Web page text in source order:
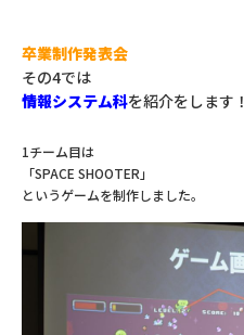
卒業制作発表会
その4では
情報システム科を紹介をします！
1チーム目は
「SPACE SHOOTER」
というゲームを制作しました。